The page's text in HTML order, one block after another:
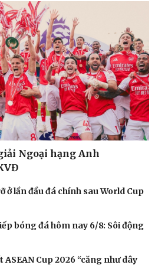
Ngoại hạng Anh
ở lần đầu đá chính sau World Cup
bóng đá hôm nay 6/8: Sôi động
ASEAN Cup 2026 “căng như dây